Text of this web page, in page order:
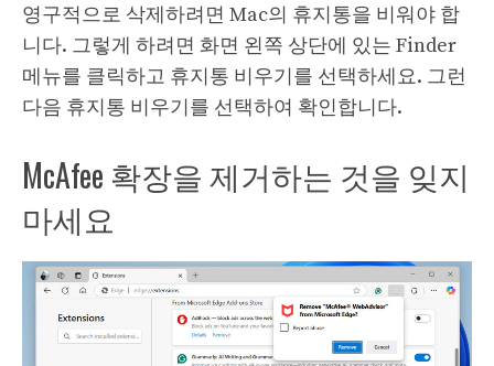
영구적으로 삭제하려면 Mac의 휴지통을 비워야 합
니다. 그렇게 하려면 화면 왼쪽 상단에 있는 Finder
메뉴를 클릭하고 휴지통 비우기를 선택하세요. 그런
다음 휴지통 비우기를 선택하여 확인합니다.
McAfee 확장을 제거하는 것을 잊지
마세요